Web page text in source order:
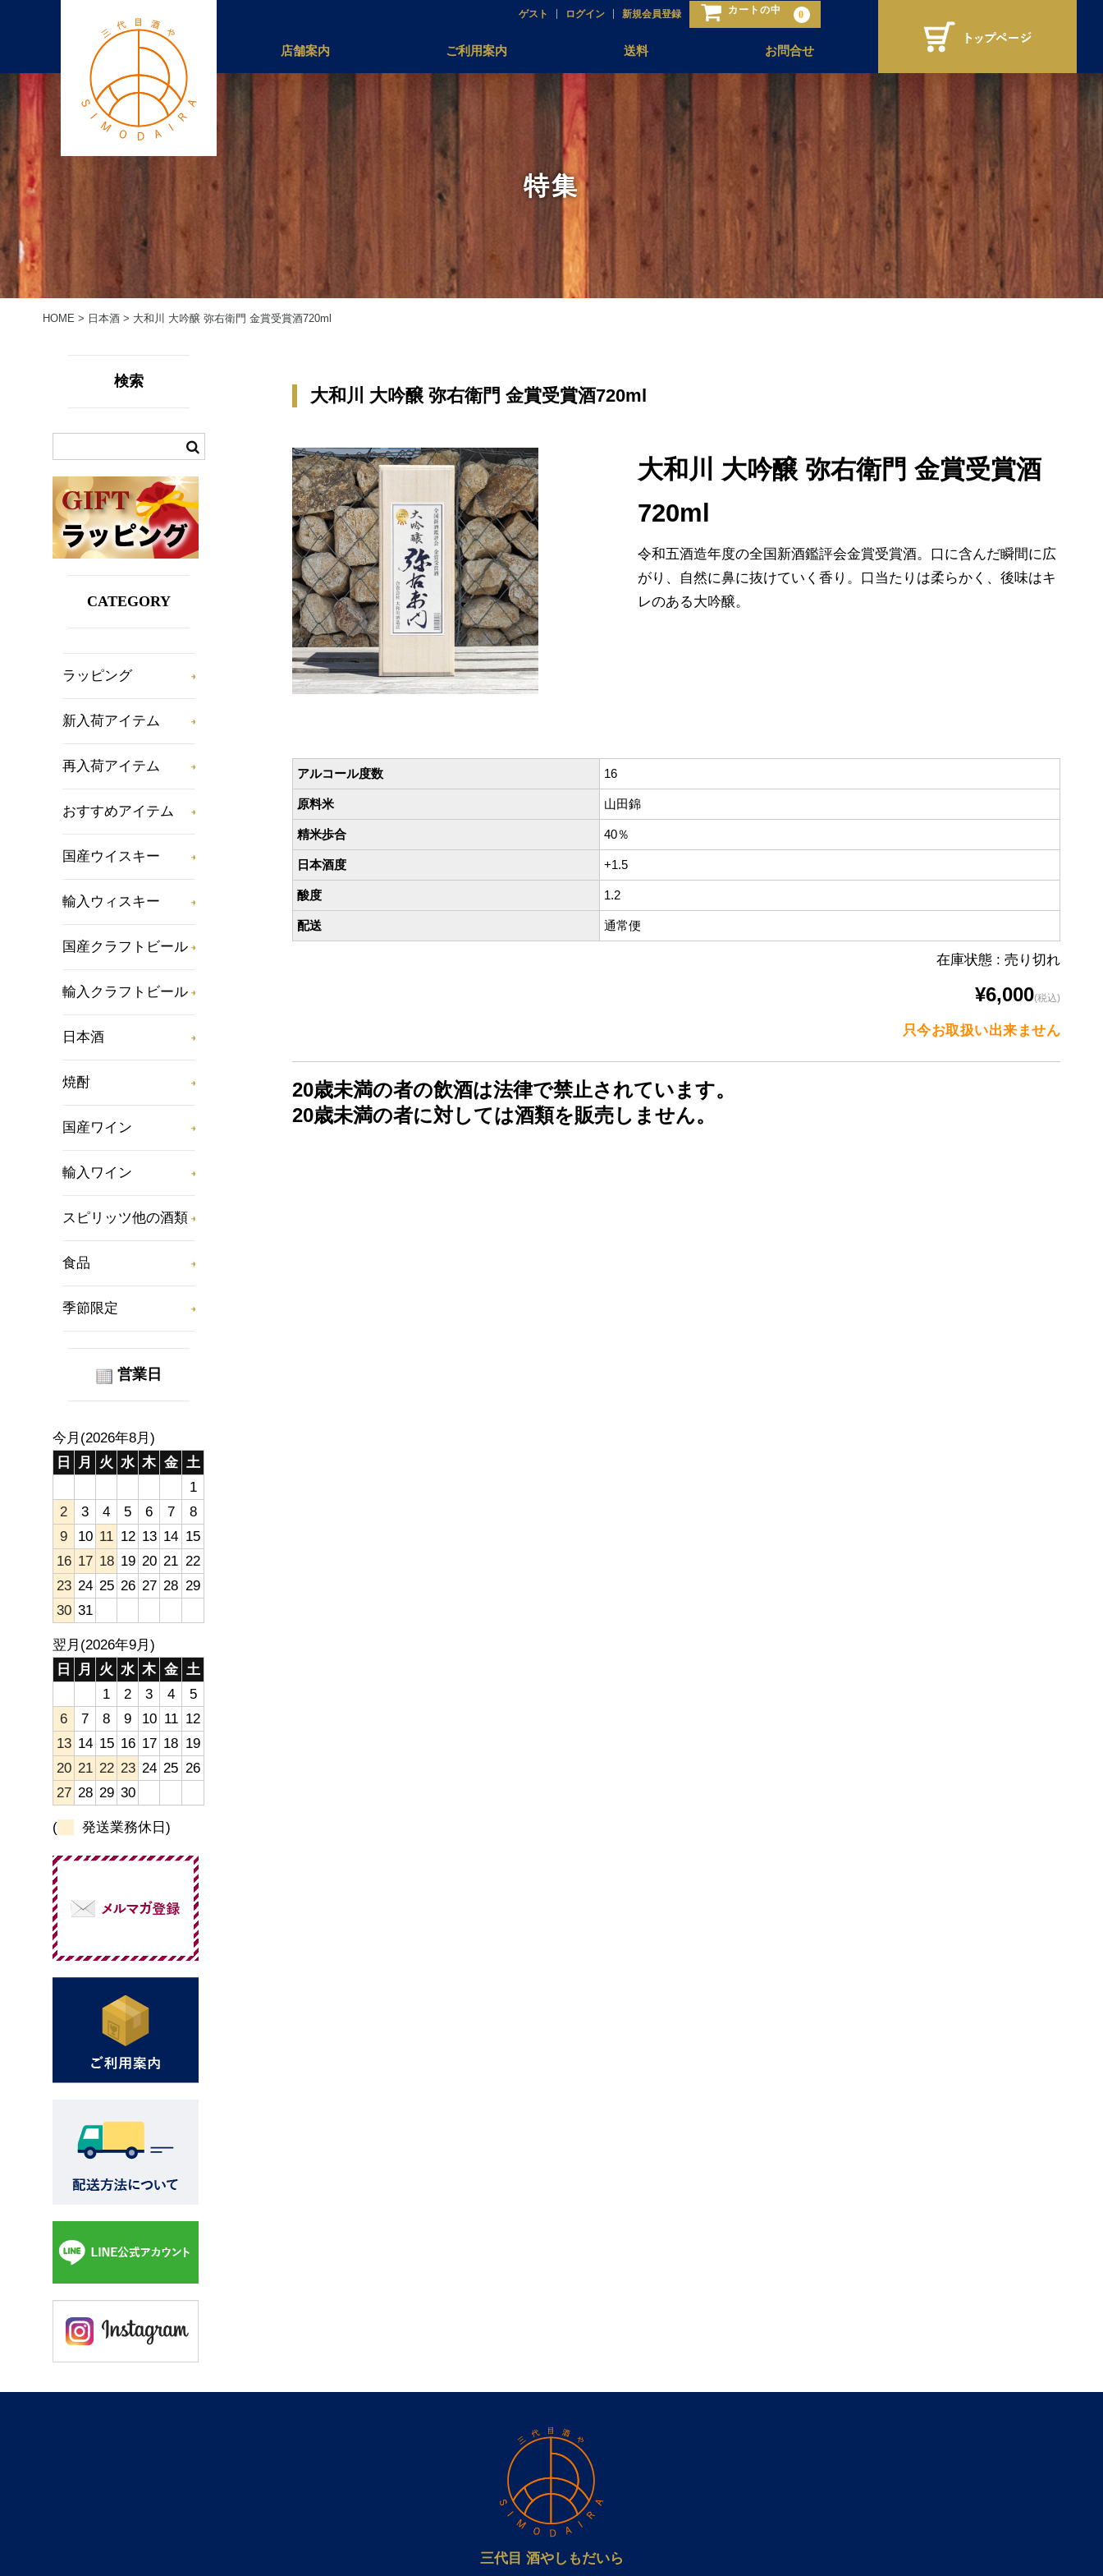
ゲスト ログイン 新規会員登録 カートの中 0
店舗案内 ご利用案内 送料 お問合せ
特集
HOME > 日本酒 > 大和川 大吟醸 弥右衛門 金賞受賞酒720ml
大和川 大吟醸 弥右衛門 金賞受賞酒720ml
大和川 大吟醸 弥右衛門 金賞受賞酒
720ml
令和五酒造年度の全国新酒鑑評会金賞受賞酒。口に含んだ瞬間に広
がり、自然に鼻に抜けていく香り。口当たりは柔らかく、後味はキ
レのある大吟醸。
アルコール度数 16
原料米 山田錦
精米歩合 40％
日本酒度 +1.5
酸度 1.2
配送 通常便
在庫状態 : 売り切れ
¥6,000(税込)
只今お取扱い出来ません
20歳未満の者の飲酒は法律で禁止されています。
20歳未満の者に対しては酒類を販売しません。
検索
CATEGORY
ラッピング
新入荷アイテム
再入荷アイテム
おすすめアイテム
国産ウイスキー
輸入ウィスキー
国産クラフトビール
輸入クラフトビール
日本酒
焼酎
国産ワイン
輸入ワイン
スピリッツ他の酒類
食品
季節限定
営業日
今月(2026年8月)
日
月 火 水 木 金 土
1
2
3 4 5 6 7
8
9
10 11 12 13 14 15
16 17 18 19 20 21 22
23 24 25 26 27 28 29
30 31
翌月(2026年9月)
日
月 火 水 木 金 土
1
2 3 4
5
6
7 8 9 10 11 12
13 14 15 16 17 18 19
20 21 22 23 24 25 26
27 28 29 30
( 発送業務休日)
三代目 酒やしもだいら